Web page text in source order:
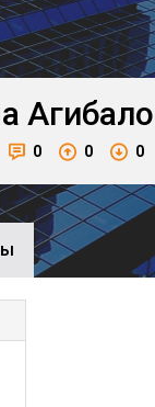
0 0 0